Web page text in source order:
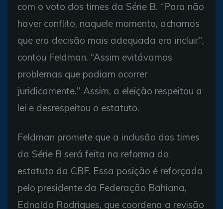
com o voto dos times da Série B. “Para não
haver conflito, naquele momento, achamos
que era decisão mais adequada era incluir'',
contou Feldman. “Assim evitávamos
problemas que podiam ocorrer
juridicamente.'' Assim, a eleição respeitou a
lei e desrespeitou o estatuto.
Feldman promete que a inclusão dos times
da Série B será feita na reforma do
estatuto da CBF. Essa posição é reforçada
pelo presidente da Federação Bahiana,
Ednaldo Rodrigues, que coordena a revisão